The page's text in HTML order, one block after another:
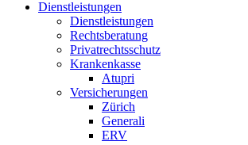
Dienstleistungen
Dienstleistungen
Rechtsberatung
Privatrechtsschutz
Krankenkasse
Atupri
Versicherungen
Zürich
Generali
ERV